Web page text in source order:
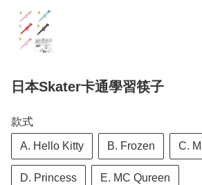
日本Skater卡通學習筷子
款式
A. Hello Kitty B. Frozen C.
D. Princess E. MC Qureen